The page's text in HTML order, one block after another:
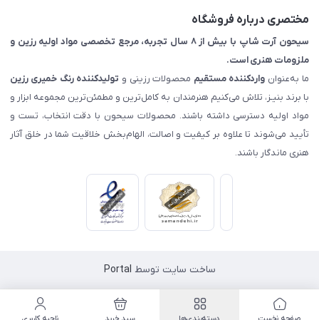
مختصری درباره فروشگاه
سیحون آرت شاپ با بیش از ۸ سال تجربه، مرجع تخصصی مواد اولیه رزین و
ملزومات هنری است.
ما به‌عنوان واردکننده مستقیم محصولات رزینی و تولیدکننده رنگ خمیری رزین
با برند بنیـز، تلاش می‌کنیم هنرمندان به کامل‌ترین و مطمئن‌ترین مجموعه ابزار و
مواد اولیه دسترسی داشته باشند. محصولات سیحون با دقت انتخاب، تست و
تأیید می‌شوند تا علاوه بر کیفیت و اصالت، الهام‌بخش خلاقیت شما در خلق آثار
هنری ماندگار باشند.
ساخت سایت توسط Portal